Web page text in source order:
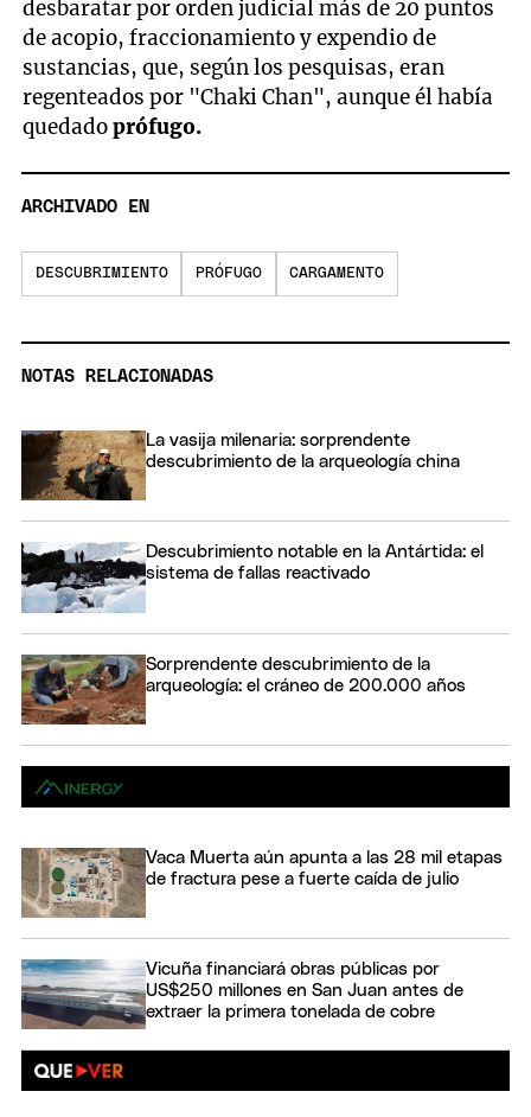
desbaratar por orden judicial más de 20 puntos
de acopio, fraccionamiento y expendio de
sustancias, que, según los pesquisas, eran
regenteados por "Chaki Chan", aunque él había
quedadoprófugo.
ARCHIVADO EN
DESCUBRIMIENTO PRÓFUGO CARGAMENTO
NOTAS RELACIONADAS
La vasija milenaria: sorprendente
descubrimiento de la arqueología china
Descubrimiento notable en la Antártida: el
sistema de fallas reactivado
Sorprendente descubrimiento de la
arqueología: el cráneo de 200.000 años
Vaca Muerta aún apunta a las 28 mil etapas
de fractura pese a fuerte caída de julio
Vicuña financiará obras públicas por
US$250 millones en San Juan antes de
extraer la primera tonelada de cobre